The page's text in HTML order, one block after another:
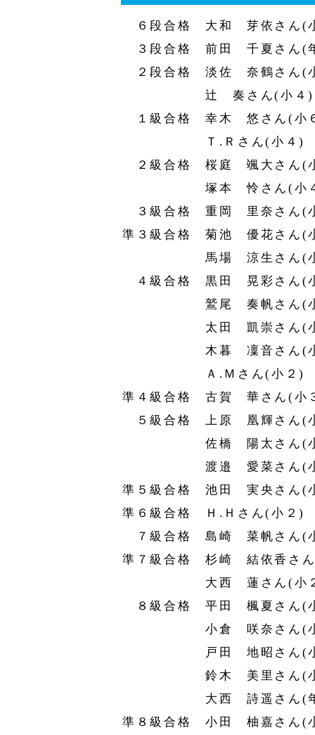
６段合格 大和 芽依さん(
３段合格 前田 千夏さん(
２段合格 淡佐 奈鶴さん(
辻 奏さん(小４)
１級合格 幸木 悠さん(小
Ｔ.Ｒさん(小４)
２級合格 桜庭 颯大さん(
塚本 怜さん(小
３級合格 重岡 里奈さん(
準３級合格 菊池 優花さん(
馬場 涼生さん(小
４級合格 黒田 晃彩さん(
鷲尾 奏帆さん(小
太田 凱崇さん(小
木暮 凜音さ
Ａ.Ｍさん(小２)
準４級合格 古賀 華さん(小
５級合格 上原 凰輝さん(
佐橋 陽太さん(小
渡邉 愛菜さん(小
準５級合格 池田 実央さん(
準６級合格 Ｈ.Ｈさん(小
７級合格 島崎 菜帆さん(
準７級合格 杉崎 結依香さ
大西 蓮さん(小
８級合格 平田 楓夏さん(
小倉 咲奈さん(小
戸田 地昭さん(小
鈴木 美里さん(小
大西 詩遥さん(年
準８級合格 小田 柚嘉さん(